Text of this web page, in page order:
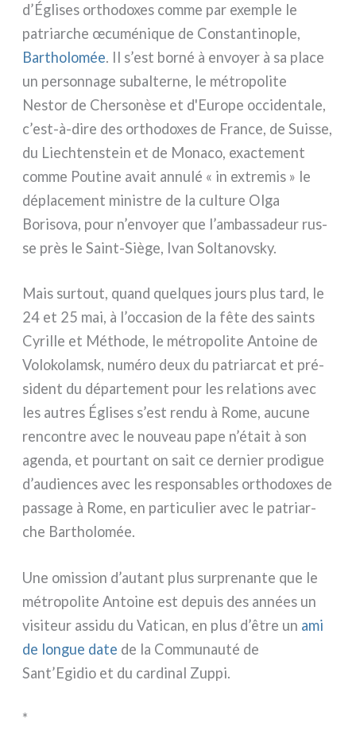
d’Églises ortho­do­xes com­me par exem­ple le
patriar­che œcu­mé­ni­que de Constantinople,
Bartholomée. Il s’est bor­né à envoyer à sa pla­ce
un per­son­na­ge subal­ter­ne, le métro­po­li­te
Nestor de Chersonèse et d'Europe occi­den­ta­le,
c’est-à-dire des ortho­do­xes de France, de Suisse,
du Liechtenstein et de Monaco, exac­te­ment
com­me Poutine avait annu­lé « in extre­mis » le
dépla­ce­ment mini­stre de la cul­tu­re Olga
Borisova, pour n’envoyer que l’ambassadeur rus­
se près le Saint-Siège, Ivan Soltanovsky.
Mais sur­tout, quand quel­ques jours plus tard, le
24 et 25 mai, à l’occasion de la fête des sain­ts
Cyrille et Méthode, le métro­po­li­te Antoine de
Volokolamsk, numé­ro deux du patriar­cat et pré­
si­dent du dépar­te­ment pour les rela­tions avec
les autres Églises s’est ren­du à Rome, aucu­ne
ren­con­tre avec le nou­veau pape n’était à son
agen­da, et pour­tant on sait ce der­nier pro­di­gue
d’audiences avec les respon­sa­bles ortho­do­xes de
pas­sa­ge à Rome, en par­ti­cu­lier avec le patriar­
che Bartholomée.
Une omis­sion d’autant plus sur­pre­nan­te que le
métro­po­li­te Antoine est depuis des années un
visi­teur assi­du du Vatican, en plus d’être un ami
de lon­gue date de la Communauté de
Sant’Egidio et du car­di­nal Zuppi.
*